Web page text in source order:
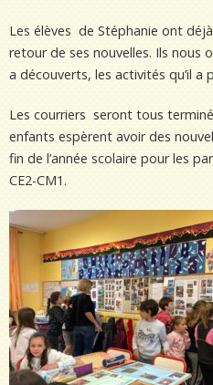
Les élèves de Stéphanie ont
retour de ses nouvelles. Ils nous
a découverts, les activités qu’il a
Les courriers seront tous
enfants espèrent avoir des
fin de l’année scolaire pour les
CE2-CM1.